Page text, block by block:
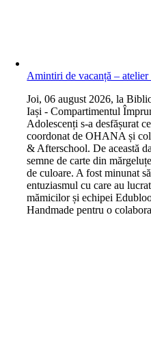
Amintiri de vacanță – atelier
Joi, 06 august 2026, la
Iași - Compartimentul
Adolescenți s-a desfășurat
coordonat de OHANA și
& Afterschool. De această
semne de carte din
de culoare. A fost minunat
entuziasmul cu care au
mămicilor și echipei
Handmade pentru o